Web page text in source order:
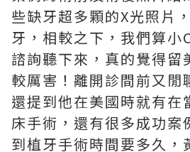
些缺牙超多顆的X光照片
牙，相較之下，我們算
諮詢聽下來，真的覺得留
較厲害！離開診間前又閒
還提到他在美國時就有在
床手術，還有很多成功案
到植牙手術時間要多久，